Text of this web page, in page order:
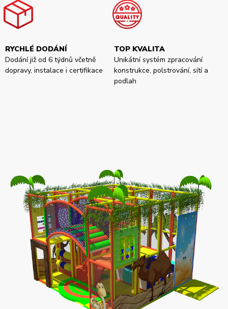
RYCHLÉ DODÁNÍ
Dodání již od 6 týdnů včetně
dopravy, instalace i certifikace
TOP KVALITA
Unikátní systém zpracování
konstrukce, polstrování, sítí a
podlah